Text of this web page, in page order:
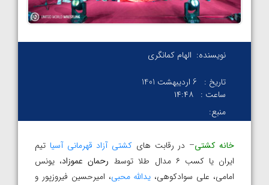
نویسنده: الهام کمانگری
تاریخ :
6 اردیبهشت 1401
ساعت : ۱۴:۴۸
منبع:
خانه کشتی– در رقابت های کشتی آزاد قهرمانی آسیا تیم
ایران یا کسب ۶ مدال طلا توسط
رحمان عموزاد، یونس
امامی، علی سوادکوهی، یدالله محبی، امیرحسین فیروزپور و